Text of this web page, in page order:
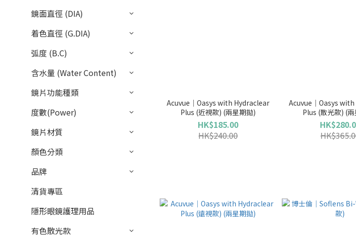
鏡面直徑 (DIA)
着色直徑 (G.DIA)
弧度 (B.C)
含水量 (Water Content)
鏡片功能種類
度數(Power)
鏡片材質
顏色分類
品牌
清貨專區
隱形眼鏡護理用品
有色散光款
Acuvue｜Oasys with Hydraclear
Plus (近視款) (兩星期拋)
HK$185.00
HK$240.00
Acuvue｜Oasys
Plus (散光款) (